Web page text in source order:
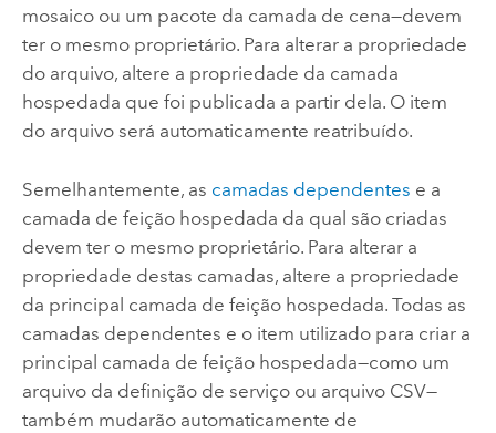
mosaico ou um pacote da camada de cena—devem
ter o mesmo proprietário. Para alterar a propriedade
do arquivo, altere a propriedade da camada
hospedada que foi publicada a partir dela. O item
do arquivo será automaticamente reatribuído.
Semelhantemente, as camadas dependentes e a
camada de feição hospedada da qual são criadas
devem ter o mesmo proprietário. Para alterar a
propriedade destas camadas, altere a propriedade
da principal camada de feição hospedada. Todas as
camadas dependentes e o item utilizado para criar a
principal camada de feição hospedada—como um
arquivo da definição de serviço ou arquivo CSV—
também mudarão automaticamente de